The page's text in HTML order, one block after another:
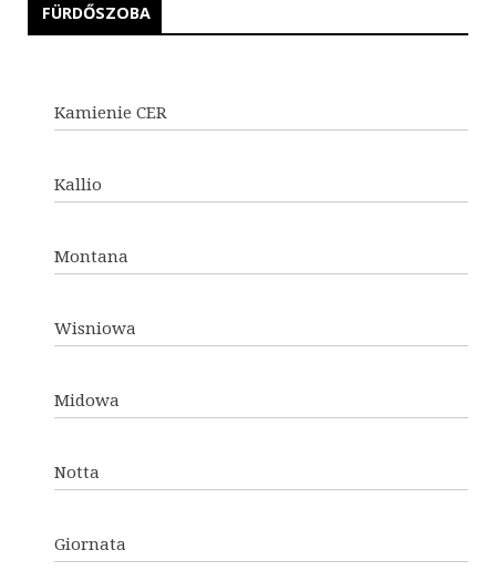
FÜRDŐSZOBA
Kamienie CER
Kallio
Montana
Wisniowa
Midowa
Notta
Giornata